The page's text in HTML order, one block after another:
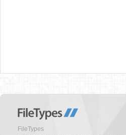
FileTypes